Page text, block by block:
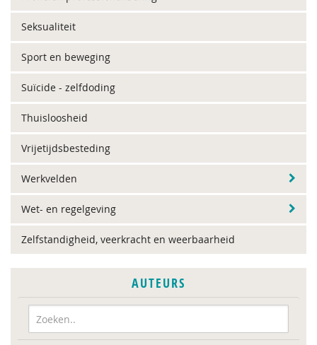
Seksualiteit
Sport en beweging
Suïcide - zelfdoding
Thuisloosheid
Vrijetijdsbesteding
Werkvelden
Wet- en regelgeving
Zelfstandigheid, veerkracht en weerbaarheid
AUTEURS